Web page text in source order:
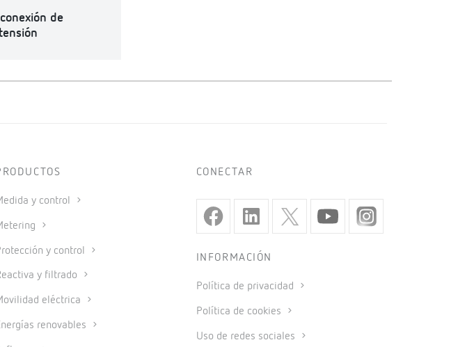
de
y control
y control
y filtrado
eléctrica
renovables
CONECTAR
INFORMACIÓN
Política de privacidad
Política de cookies
Uso de redes sociales